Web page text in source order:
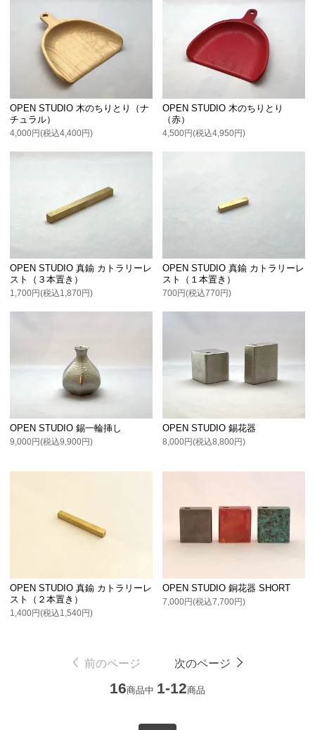
OPEN STUDIO 木のちりとり（ナ
チュラル）
4,000円(税込4,400円)
OPEN STUDIO 木のちりとり
（赤）
4,500円(税込4,950円)
OPEN STUDIO 真鍮 カトラリーレ
スト（３本置き）
1,700円(税込1,870円)
OPEN STUDIO 真鍮 カトラリーレ
スト（１本置き）
700円(税込770円)
OPEN STUDIO 錫一輪挿し
9,000円(税込9,900円)
OPEN STUDIO 錫花器
8,000円(税込8,800円)
OPEN STUDIO 真鍮 カトラリーレ
スト（２本置き）
1,400円(税込1,540円)
OPEN STUDIO 銅花器 SHORT
7,000円(税込7,700円)
前のページ 次のページ
16商品中 1-12商品